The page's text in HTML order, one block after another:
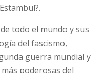
todo el mundo y sus
del fascismo,
guerra mundial y
poderosas del